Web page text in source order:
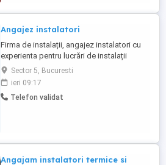
Angajez instalatori
Firma de instalații, angajez instalatori cu
experienta pentru lucrări de instalații
termice și sanitare . Se ofera masina de
serviciu.Program de lucru 8 ore de luni
până vineri. Lucrări în București.Salariul f
bun.
Sector 5, Bucuresti
ieri 09:17
Telefon validat
Angajam instalatori termice si